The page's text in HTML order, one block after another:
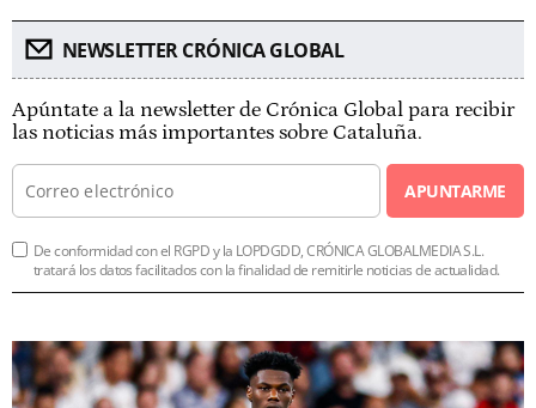
NEWSLETTER CRÓNICA GLOBAL
Apúntate a la newsletter de Crónica Global para recibir
las noticias más importantes sobre Cataluña.
APUNTARME
De conformidad con el RGPD y la LOPDGDD, CRÓNICA GLOBALMEDIA S.L.
tratará los datos facilitados con la finalidad de remitirle noticias de actualidad.